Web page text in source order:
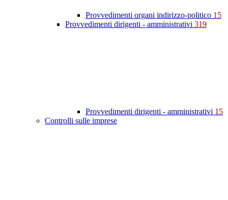
Provvedimenti organi indirizzo-politico 15
Provvedimenti dirigenti - amministrativi 319
Provvedimenti dirigenti - amministrativi 15
Controlli sulle imprese